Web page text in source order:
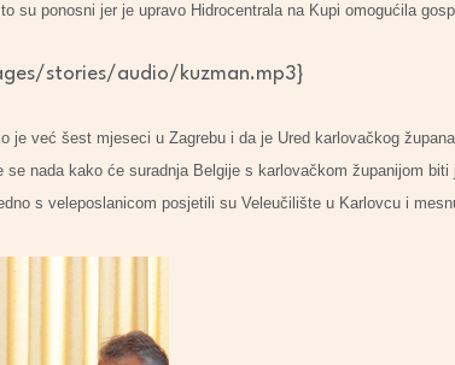
su ponosni jer je upravo Hidrocentrala na Kupi omogućila
stories/audio/kuzman.mp3}
je već šest mjeseci u Zagrebu i da je Ured karlovačkog
nada kako će suradnja Belgije s karlovačkom županijom
s veleposlanicom posjetili su Veleučilište u Karlovcu i